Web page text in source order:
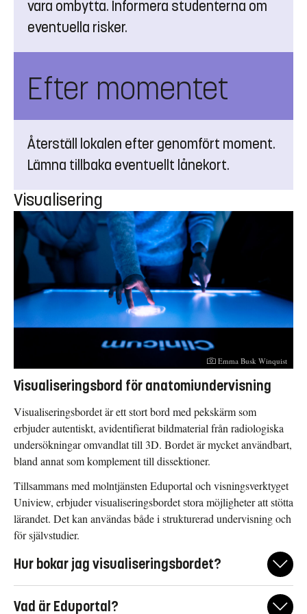
vara ombytta. Informera studenterna om
eventuella risker.
Efter momentet
Återställ lokalen efter genomfört moment.
Lämna tillbaka eventuellt lånekort.
Visualisering
Fotograf:
Emma Busk Winquist
Visualiseringsbord för anatomiundervisning
Visualiseringsbordet är ett stort bord med pekskärm som
erbjuder autentiskt, avidentifierat bildmaterial från radiologiska
undersökningar omvandlat till 3D. Bordet är mycket användbart,
bland annat som komplement till dissektioner.
Tillsammans med molntjänsten Eduportal och visningsverktyget
Uniview, erbjuder visualiseringsbordet stora möjligheter att stötta
lärandet. Det kan användas både i strukturerad undervisning och
för självstudier.
Hur bokar jag visualiseringsbordet?
Visualiseringsbordet finns på Clinicum Campus US ingång 54
och kan bokas för schemalagd undervisning och egenträning.
Vad är Eduportal?